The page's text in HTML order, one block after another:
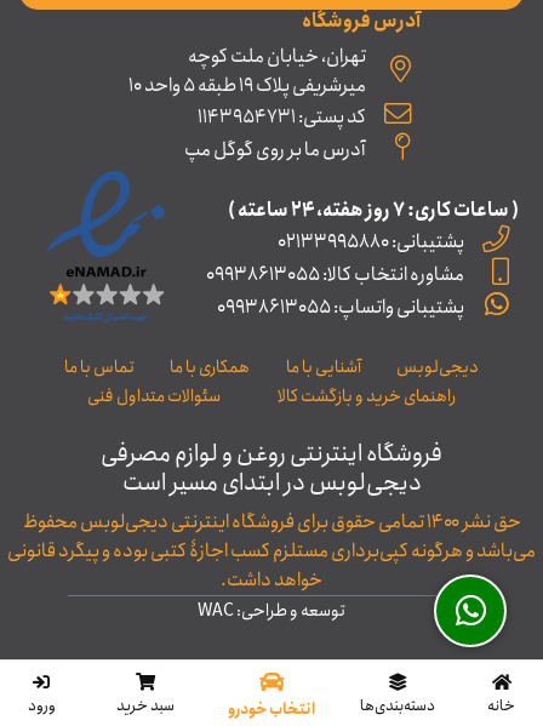
آدرس فروشگاه
تهران، خیابان ملت کوچه
میرشریفی پلاک 19 طبقه 5 واحد 10
کد پستی: 1143954731
آدرس ما بر روی گوگل مپ
( ساعات کاری: ۷ روز ﻫﻔﺘﻪ، ۲۴ ﺳﺎﻋﺘﻪ )
پشتیبانی: 02133995880
مشاوره انتخاب کالا: 09938613055
پشتیبانی واتساپ: 09938613055
دیجی‌لوبس آشنایی با ما همکاری با ما
تماس با ما
راهنمای خرید و بازگشت کالا
سئوالات متداول فنی
فروشگاه اینترنتی روغن و لوازم مصرفی
دیجی‌لوبس در ابتدای مسیر است
حق نشر ۱۴۰۰ تمامی حقوق برای فروشگاه اینترنتی دیجی‌لوبس محفوظ
می‌باشد و هرگونه کپی‌برداری مستلزم کسب اجازۀ کتبی بوده و پیگرد قانونی
خواهد داشت.
توسعه و طراحی: WAC
خانه ‌دسته‌بندی‌ها انتخاب خودرو سبد خرید ورود